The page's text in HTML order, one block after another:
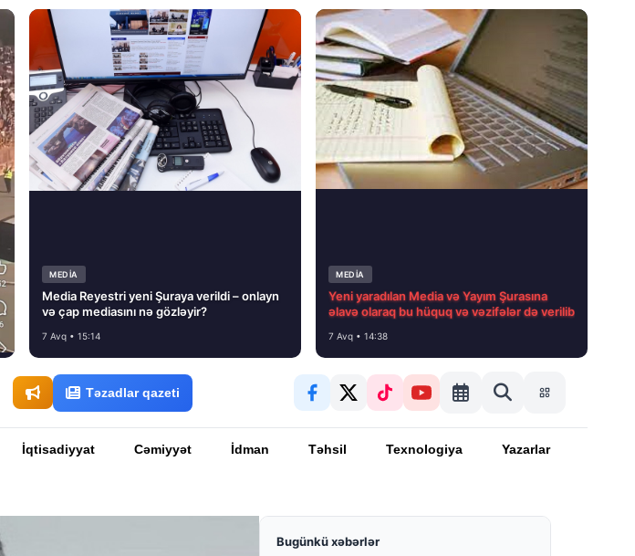
MEDİA
Media Reyestri yeni Şuraya verildi – onlayn
və çap mediasını nə gözləyir?
7 Avq • 15:14
MEDİA
Yeni yaradılan Media və Yayım Şurasına
əlavə olaraq bu hüquq və vəzifələr də verilib
7 Avq • 14:38
Təzadlar qazeti
İqtisadiyyat Cəmiyyət İdman Təhsil Texnologiya Yazarlar
Bugünkü xəbərlər